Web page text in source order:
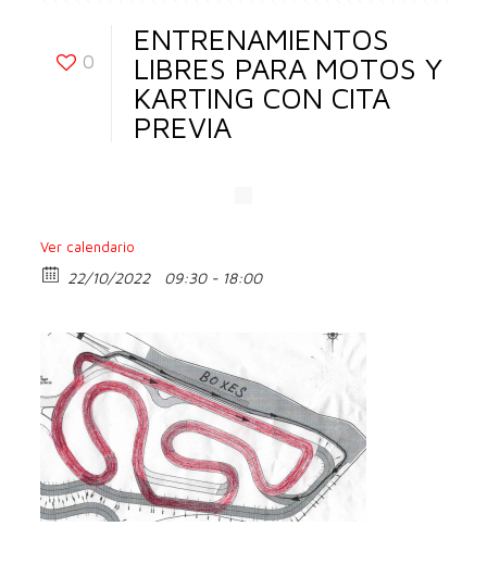
0
ENTRENAMIENTOS
LIBRES PARA MOTOS Y
KARTING CON CITA
PREVIA
Ver calendario
22/10/2022 09:30 - 18:00